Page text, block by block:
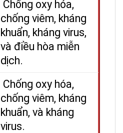
Chống oxy hóa,
chống viêm, kháng
khuẩn, kháng virus,
và điều hòa miễn
dịch.
Chống oxy hóa,
chống viêm, kháng
khuẩn, và kháng
virus.